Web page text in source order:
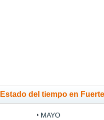
Estado del tiempo en
MAYO